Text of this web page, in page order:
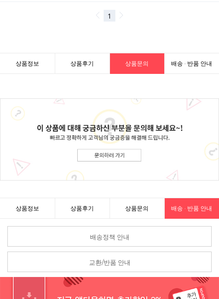
상품정보 상품후기 상품문의 배송 · 반품 안내
상품정보 상품후기 상품문의 배송 · 반품 안내
배송정책 안내
교환/반품 안내